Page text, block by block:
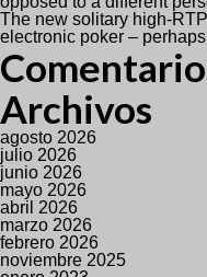
The new solitary high-
electronic poker –
Archivos
agosto 2026
julio 2026
junio 2026
mayo 2026
abril 2026
marzo 2026
febrero 2026
noviembre 2025